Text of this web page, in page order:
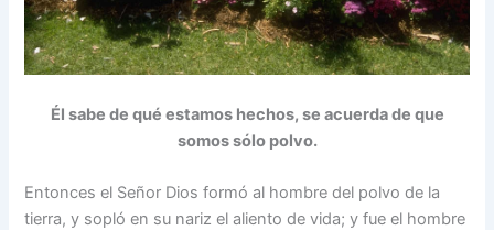
Él sabe de qué estamos hechos, se acuerda de que
somos sólo polvo.
Entonces el Señor Dios formó al hombre del polvo de la
tierra, y sopló en su nariz el aliento de vida; y fue el hombre